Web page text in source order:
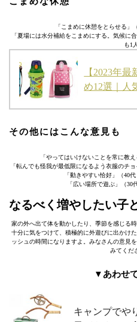
「こまめに休憩をとらせる」
「夏場には水分補給をこまめにする。気候に
も1
【2023年
め12選｜人
その他にはこんな意見も
「やってはいけないことを常に教
「転んでも怪我が最低限になるよう衣服のチ
「動きやすい恰好」（40
「広い場所で遊ぶ」（30
なるべく増やしたい子
家の外へ出て体を動かしたり、季節を感じる
十分に気をつけて、積極的に外遊びに出かけ
ッシュの時間になりますよ。みなさんの意見
みてくだ
▼あわせ
キャンプでや